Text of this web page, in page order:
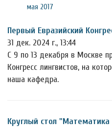
мая 2017
Первый Евразийский
31 дек. 2024 г., 13:44
С 9 по 13 декабря в Москве
Конгресс лингвистов, на
наша кафедра.
Круглый стол "Математика